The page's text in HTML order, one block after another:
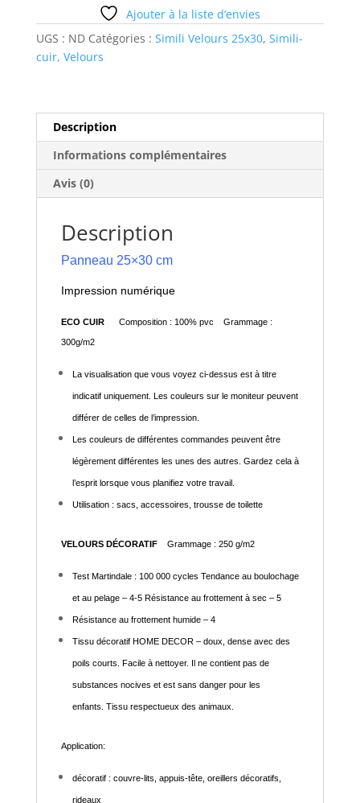
Ajouter à la liste d’envies
UGS : ND Catégories : Simili Velours 25x30, Simili-
cuir, Velours
Description
Informations complémentaires
Avis (0)
Description
Panneau 25×30 cm
Impression numérique
ECO CUIR Composition : 100% pvc Grammage :
300g/m2
La visualisation que vous voyez ci-dessus est à titre
indicatif uniquement. Les couleurs sur le moniteur peuvent
différer de celles de l’impression.
Les couleurs de différentes commandes peuvent être
légèrement différentes les unes des autres. Gardez cela à
l’esprit lorsque vous planifiez votre travail.
Utilisation : sacs, accessoires, trousse de toilette
VELOURS DÉCORATIF Grammage : 250 g/m2
Test Martindale : 100 000 cycles Tendance au boulochage
et au pelage – 4-5 Résistance au frottement à sec – 5
Résistance au frottement humide – 4
Tissu décoratif HOME DECOR – doux, dense avec des
poils courts. Facile à nettoyer. Il ne contient pas de
substances nocives et est sans danger pour les
enfants. Tissu respectueux des animaux.
Application:
décoratif : couvre-lits, appuis-tête, oreillers décoratifs,
rideaux